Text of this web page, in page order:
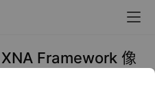
Framework 像